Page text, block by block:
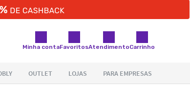
Minha contaFavoritosAtendimentoCarrinho